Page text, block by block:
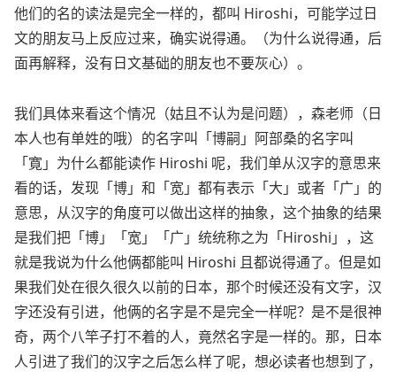
他们的名的读法是完全一样的，都叫 Hiroshi，可能学过日
文的朋友马上反应过来，确实说得通。（为什么说得通，后
面再解释，没有日文基础的朋友也不要灰心）。
我们具体来看这个情况（姑且不认为是问题），森老师（日
本人也有单姓的哦）的名字叫「博嗣」阿部桑的名字叫
「寛」为什么都能读作 Hiroshi 呢，我们单从汉字的意思来
看的话，发现「博」和「宽」都有表示「大」或者「广」的
意思，从汉字的角度可以做出这样的抽象，这个抽象的结果
是我们把「博」「宽」「广」统统称之为「Hiroshi」，这
就是我说为什么他俩都能叫 Hiroshi 且都说得通了。但是如
果我们处在很久很久以前的日本，那个时候还没有文字，汉
字还没有引进，他俩的名字是不是完全一样呢？是不是很神
奇，两个八竿子打不着的人，竟然名字是一样的。那，日本
人引进了我们的汉字之后怎么样了呢，想必读者也想到了，